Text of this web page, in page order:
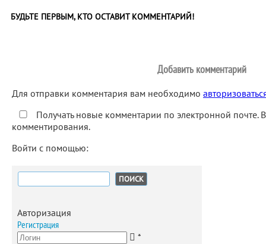
БУДЬТЕ ПЕРВЫМ, КТО ОСТАВИТ КОММЕНТАРИЙ!
Добавить комментарий
Для отправки комментария вам необходимо
Получать новые комментарии по электронной почте.
комментирования.
Войти с помощью:
Найти:
Авторизация
Регистрация
*